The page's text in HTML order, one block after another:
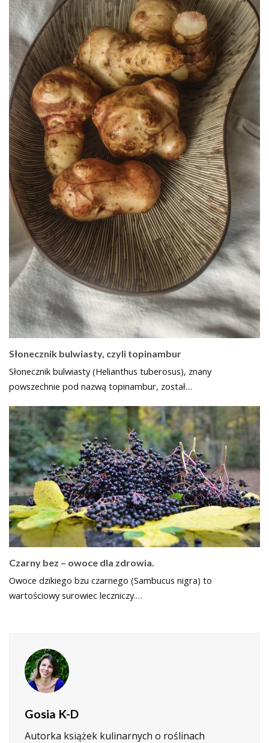
Słonecznik bulwiasty, czyli topinambur
Słonecznik bulwiasty (Helianthus tuberosus), znany
powszechnie pod nazwą topinambur, został…
Czarny bez – owoce dla zdrowia.
Owoce dzikiego bzu czarnego (Sambucus nigra) to
wartościowy surowiec leczniczy.…
Gosia K-D
Autorka książek kulinarnych o roślinach